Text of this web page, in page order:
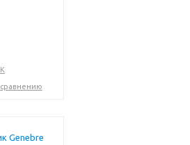
К
сравнению